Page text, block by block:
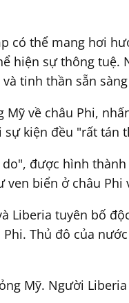
có thể mang hơi
hiện sự thông
tinh thần sẵn
Mỹ về châu Phi,
kiện đều "rất tán
được hình
biển ở châu Phi
Liberia tuyên bố
Thủ đô của
Mỹ. Người